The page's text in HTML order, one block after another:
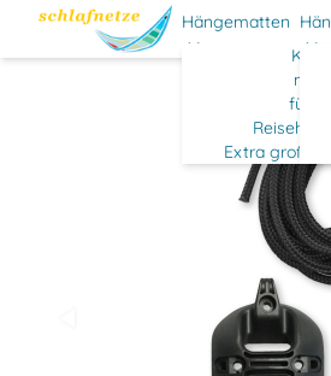
Hängematten
mit
für
Extra große